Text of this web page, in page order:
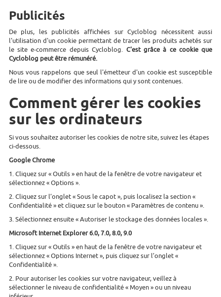
Publicités
De plus, les publicités affichées sur Cycloblog nécessitent aussi
l'utilisation d'un cookie permettant de tracer les produits achetés sur
le site e-commerce depuis Cycloblog. C'est grâce à ce cookie que
Cycloblog peut être rémunéré.
Nous vous rappelons que seul l'émetteur d'un cookie est susceptible
de lire ou de modifier des informations qui y sont contenues.
Comment gérer les cookies
sur les ordinateurs
Si vous souhaitez autoriser les cookies de notre site, suivez les étapes
ci-dessous.
Google Chrome
1. Cliquez sur « Outils » en haut de la fenêtre de votre navigateur et
sélectionnez « Options ».
2. Cliquez sur l’onglet « Sous le capot », puis localisez la section «
Confidentialité » et cliquez sur le bouton « Paramètres de contenu ».
3. Sélectionnez ensuite « Autoriser le stockage des données locales ».
Microsoft Internet Explorer 6.0, 7.0, 8.0, 9.0
1. Cliquez sur « Outils » en haut de la fenêtre de votre navigateur et
sélectionnez « Options Internet », puis cliquez sur l’onglet «
Confidentialité ».
2. Pour autoriser les cookies sur votre navigateur, veillez à
sélectionner le niveau de confidentialité « Moyen » ou un niveau